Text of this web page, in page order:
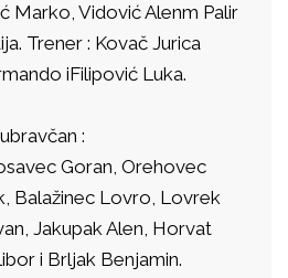
Marko, Vidović Alenm Palir
Trener : Kovač Jurica
iFilipović Luka.
:
Goran, Orehovec
Balažinec Lovro, Lovrek
Jakupak Alen, Horvat
i Brljak Benjamin.